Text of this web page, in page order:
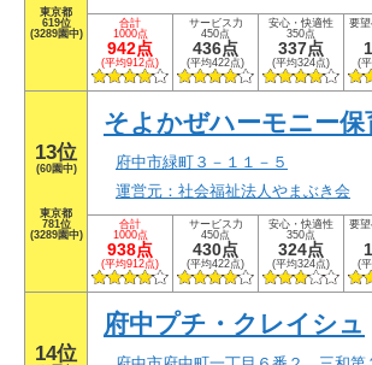
東京都
619位
(3289園中)
合計
1000点
942点
(平均912点)
サービス力
450点
436点
(平均422点)
安心・快適性
350点
337点
(平均324点)
要
(
13位
(60園中)
東京都
781位
(3289園中)
そよかぜハーモニー保
府中市緑町３－１１－５
運営元：社会福祉法人やまぶき会
合計
1000点
938点
(平均912点)
サービス力
450点
430点
(平均422点)
安心・快適性
350点
324点
(平均324点)
要
(
14位
府中プチ・クレイシュ